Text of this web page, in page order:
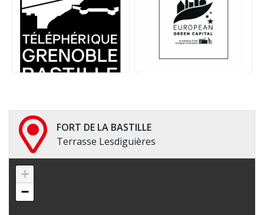
FORT DE LA BASTILLE
Terrasse Lesdiguières
+
−